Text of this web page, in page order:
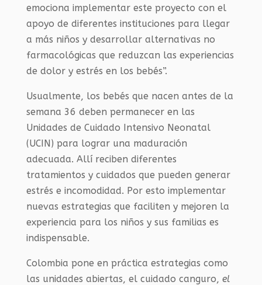
emociona implementar este proyecto con el
apoyo de diferentes instituciones para llegar
a más niños y desarrollar alternativas no
farmacológicas que reduzcan las experiencias
de dolor y estrés en los bebés”.
Usualmente, los bebés que nacen antes de la
semana 36 deben permanecer en las
Unidades de Cuidado Intensivo Neonatal
(UCIN) para lograr una maduración
adecuada. Allí reciben diferentes
tratamientos y cuidados que pueden generar
estrés e incomodidad. Por esto implementar
nuevas estrategias que faciliten y mejoren la
experiencia para los niños y sus familias es
indispensable.
Colombia pone en práctica estrategias como
las unidades abiertas, el cuidado canguro, el